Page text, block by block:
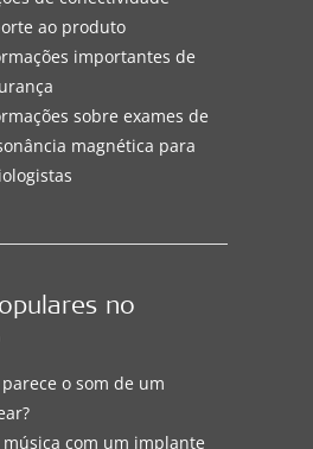
ao produto
importantes de
sobre exames de
magnética para
no
o som de um
música com um implante